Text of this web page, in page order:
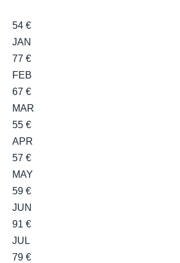
54 €
JAN
77 €
FEB
67 €
MAR
55 €
APR
57 €
MAY
59 €
JUN
91 €
JUL
79 €